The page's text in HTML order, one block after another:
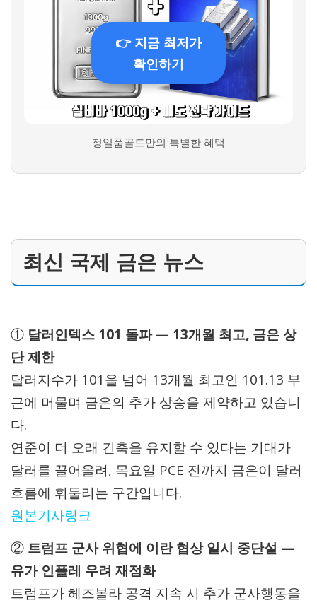
👉 지금 최저가
확인하기
정일품골드만의 특별한 혜택
최신 국제 금은 뉴스
① 달러인덱스 101 돌파 — 13개월 최고, 금은 상
단 제한
달러지수가 101을 넘어 13개월 최고인 101.13 부
근에 머물며 금은의 추가 상승을 제약하고 있습니
다.
연준이 더 오래 긴축을 유지할 수 있다는 기대가
달러를 끌어올려, 목요일 PCE 전까지 금은이 달러
흐름에 휘둘리는 구간입니다.
원본기사링크
② 트럼프 군사 위협에 이란 협상 일시 중단설 —
유가 인플레 우려 재점화
트럼프가 헤즈볼라 공격 지속 시 추가 군사행동을